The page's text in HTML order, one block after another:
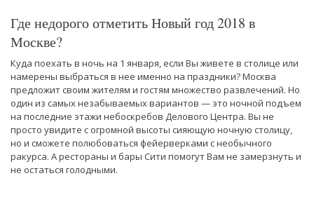
Где недорого отметить Новый год 2018 в
Москве?
Куда поехать в ночь на 1 января, если Вы живете в столице или
намерены выбраться в нее именно на праздники? Москва
предложит своим жителям и гостям множество развлечений. Но
один из самых незабываемых вариантов — это ночной подъем
на последние этажи небоскребов Делового Центра. Вы не
просто увидите с огромной высоты сияющую ночную столицу,
но и сможете полюбоваться фейерверками с необычного
ракурса. А рестораны и бары Сити помогут Вам не замерзнуть и
не остаться голодными.